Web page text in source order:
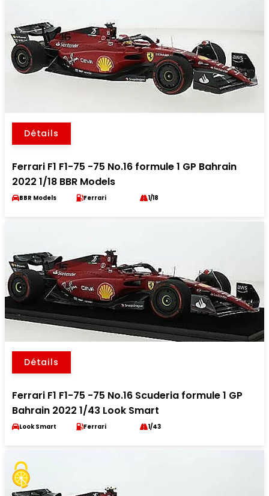
Détails
Ferrari F1 F1-75 -75 No.16 formule 1 GP Bahrain
2022 1/18 BBR Models
BBR Models Ferrari 1/18
Détails
Ferrari F1 F1-75 -75 No.16 Scuderia formule 1 GP
Bahrain 2022 1/43 Look Smart
Look Smart Ferrari 1/43